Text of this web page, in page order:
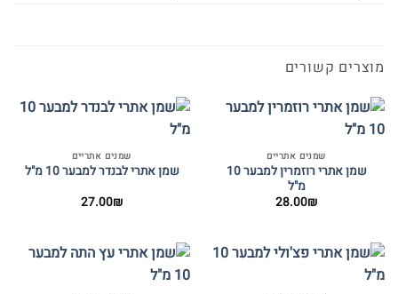
מוצרים קשורים
שמנים אתריים
שמן אתרי רוזמרין למבער 10
מ"ל
28.00₪
שמנים אתריים
שמן אתרי לבנדר למבער 10 מ"ל
27.00₪